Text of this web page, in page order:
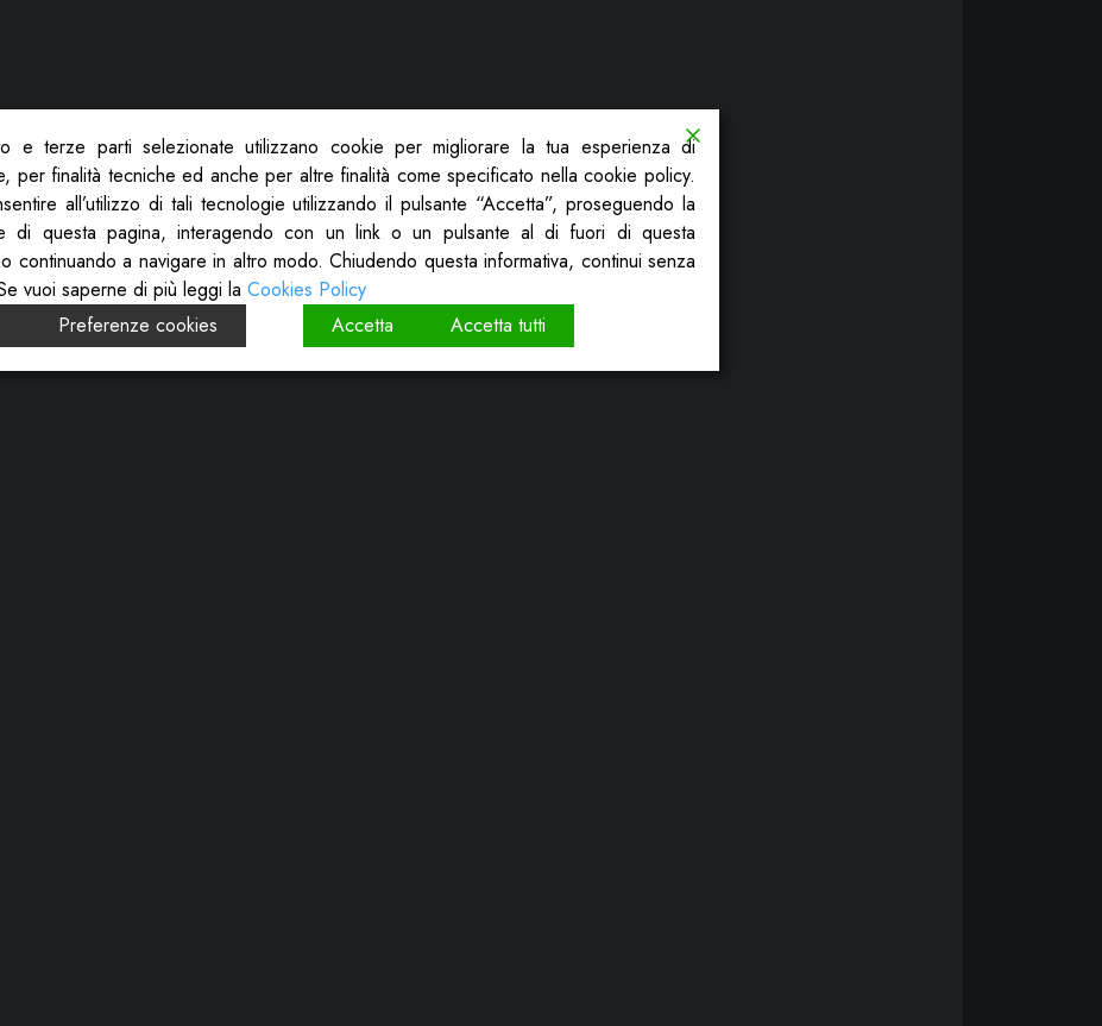
e terze parti selezionate utilizzano cookie per migliorare la tua esperienza di
per finalità tecniche ed anche per altre finalità come specificato nella cookie policy.
all’utilizzo di tali tecnologie utilizzando il pulsante “Accetta”, proseguendo la
di questa pagina, interagendo con un link o un pulsante al di fuori di questa
continuando a navigare in altro modo. Chiudendo questa informativa, continui senza
vuoi saperne di più leggi la Cookies Policy
Preferenze cookies Accetta Accetta tutti